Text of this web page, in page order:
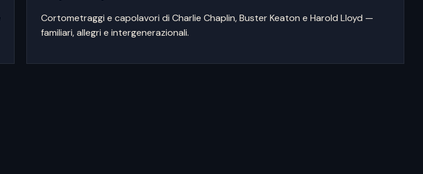
Cortometraggi e capolavori di Charlie Chaplin, Buster Keaton e Harold Lloyd —
familiari, allegri e intergenerazionali.